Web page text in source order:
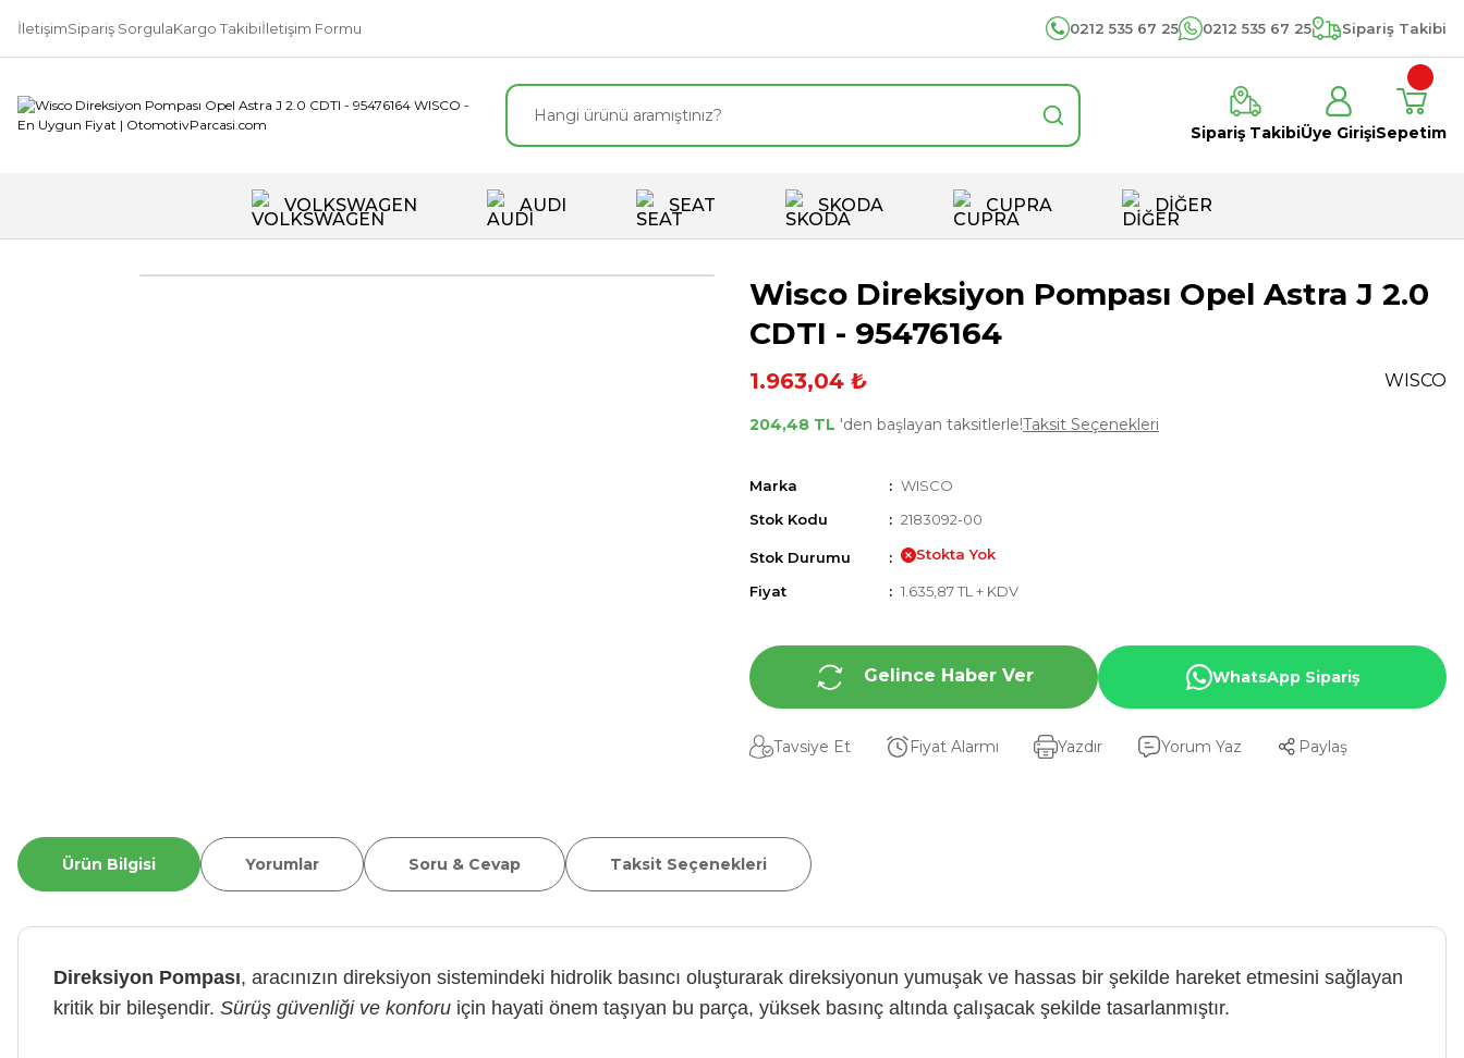
İletişimSipariş SorgulaKargo Takibiİletişim Formu 0212 535 67 25 0212 535 67 25 Sipariş Takibi
Sipariş TakibiÜye GirişiSepetim
VOLKSWAGEN AUDI SEAT SKODA CUPRA DİĞER
Wisco Direksiyon Pompası Opel Astra J 2.0
CDTI - 95476164
1.963,04 ₺ WISCO
204,48 TL 'den başlayan taksitlerle!Taksit Seçenekleri
Marka
WISCO
Stok Kodu
2183092-00
Stok Durumu Stokta Yok
Fiyat 1.635,87 TL + KDV
Gelince Haber Ver WhatsApp Sipariş
Tavsiye Et Fiyat Alarmı Yazdır Yorum Yaz Paylaş
Ürün Bilgisi Yorumlar Soru & Cevap Taksit Seçenekleri
Direksiyon Pompası, aracınızın direksiyon sistemindeki hidrolik basıncı oluşturarak direksiyonun yumuşak ve hassas bir şekilde hareket etmesini sağlayan
kritik bir bileşendir. Sürüş güvenliği ve konforu için hayati önem taşıyan bu parça, yüksek basınç altında çalışacak şekilde tasarlanmıştır.